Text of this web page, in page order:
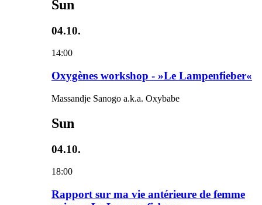
Sun
04.10.
14:00
Oxygènes workshop - »Le Lampenfieber«
Massandje Sanogo a.k.a. Oxybabe
Sun
04.10.
18:00
Rapport sur ma vie antérieure de femme